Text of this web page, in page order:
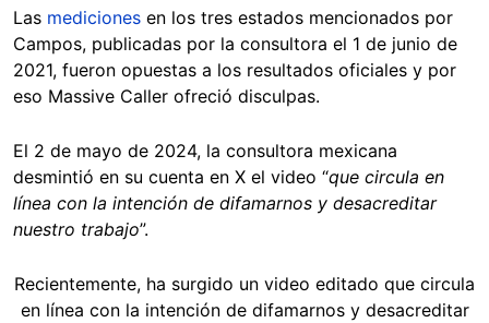
Las mediciones en los tres estados mencionados por
Campos, publicadas por la consultora el 1 de junio de
2021, fueron opuestas a los resultados oficiales y por
eso Massive Caller ofreció disculpas.
El 2 de mayo de 2024, la consultora mexicana
desmintió en su cuenta en X el video “que circula en
línea con la intención de difamarnos y desacreditar
nuestro trabajo”.
Recientemente, ha surgido un video editado que circula
en línea con la intención de difamarnos y desacreditar